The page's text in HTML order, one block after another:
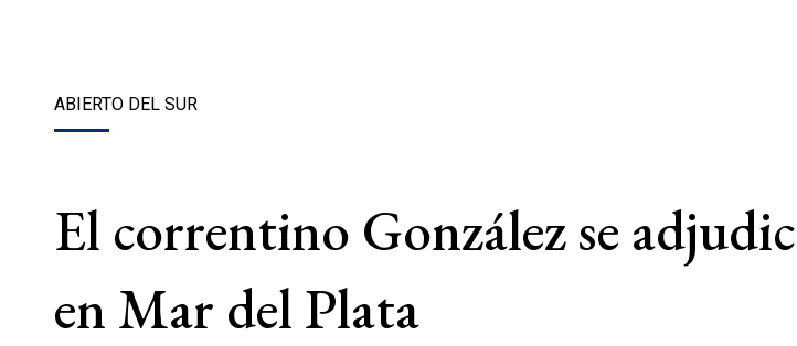
ABIERTO DEL SUR
El correntino González se
en Mar del Plata